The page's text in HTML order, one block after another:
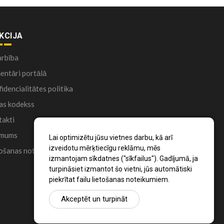
Lai optimizētu jūsu vietnes darbu, kā arī
izveidotu mērķtiecīgu reklāmu, mēs
izmantojam sīkdatnes ("sīkfailus"). Gadījumā, ja
turpināsiet izmantot šo vietni, jūs automātiski
piekrītat failu lietošanas noteikumiem.
Akceptēt un turpināt
portālā
politika
kodekss
noteikumi